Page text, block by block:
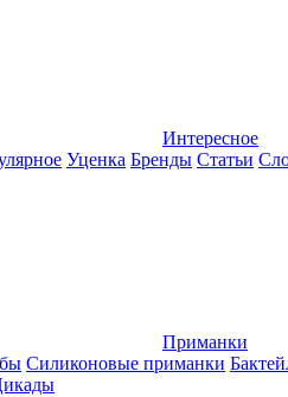
Интересное
Уценка Бренды Статьи
Приманки
Силиконовые приманки